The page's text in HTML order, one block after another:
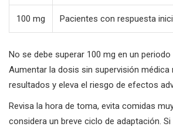
100 mg Pacientes con respuesta
No se debe superar 100 mg en un periodo
Aumentar la dosis sin supervisión médica
resultados y eleva el riesgo de efectos
Revisa la hora de toma, evita comidas
considera un breve ciclo de adaptación.